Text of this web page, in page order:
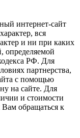
интернет-сайт
вся
и ни при каких
определяемой
РФ. Для
партнерства,
с помощью
на сайте. Для
и стоимости
обращаться к